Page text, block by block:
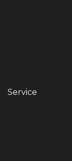
Service